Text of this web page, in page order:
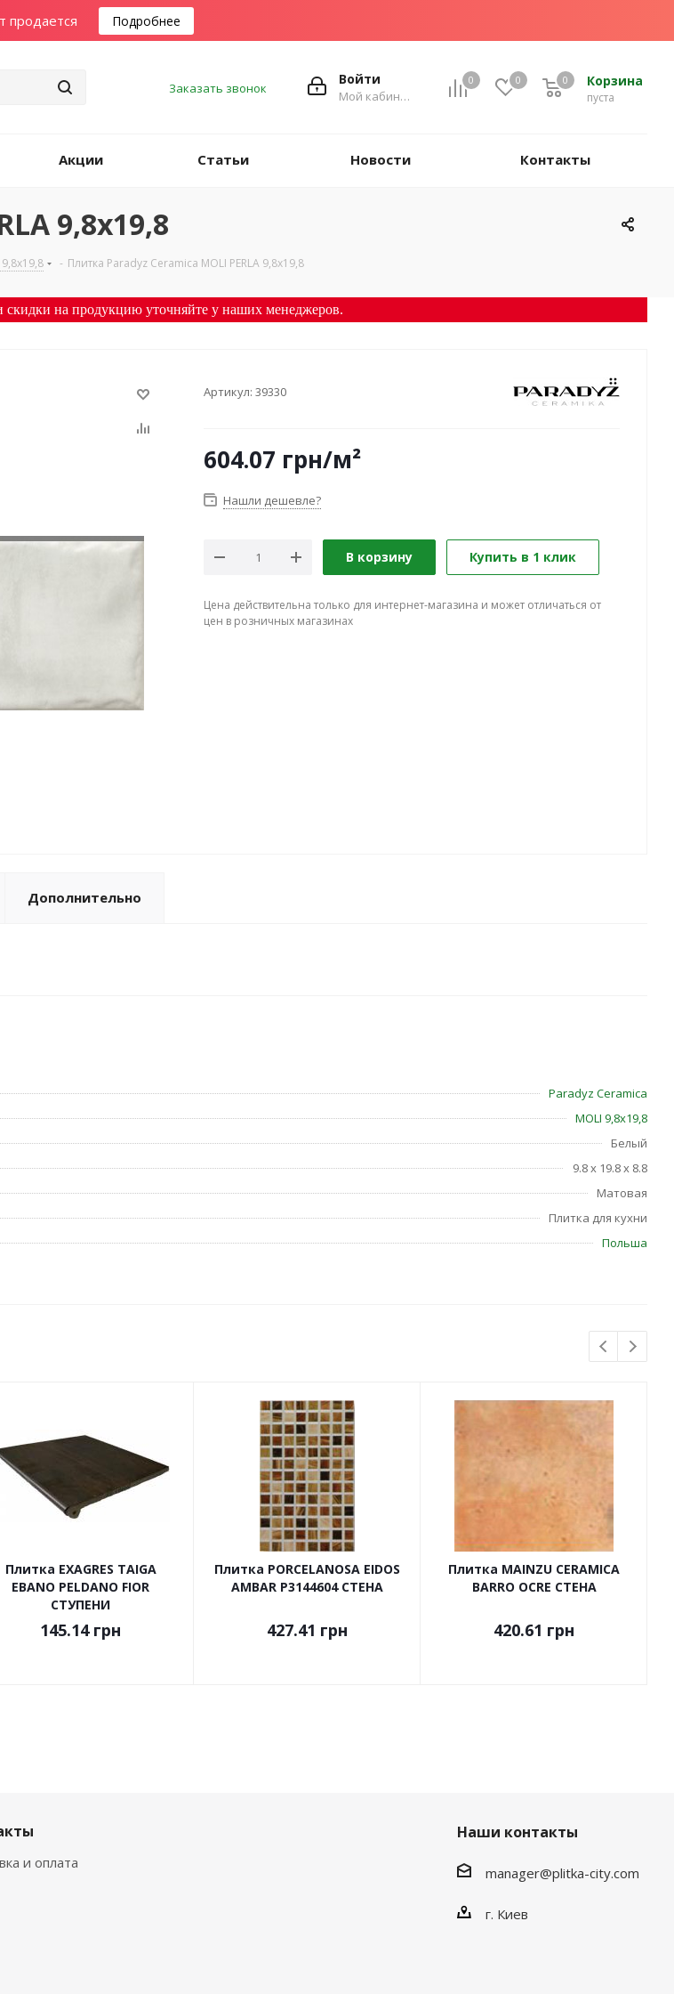
продается Подробнее
0 0 Корзина
пуста
0
Войти
Мой кабинет
Заказать звонок
Акции Статьи Новости Контакты
9,8х19,8
- Плитка Paradyz Ceramica MOLI PERLA 9,8х19,8
на продукцию уточняйте у наших менеджеров.
Артикул: 39330
604.07 грн/м²
Нашли дешевле?
В корзину Купить в 1 клик
Цена действительна только для интернет-магазина и может отличаться от
цен в розничных магазинах
Дополнительно
Paradyz Ceramica
MOLI 9,8х19,8
Белый
9.8 x 19.8 x 8.8
Матовая
Плитка для кухни
Польша
Плитка EXAGRES TAIGA
EBANO PELDANO FIOR
СТУПЕНИ
145.14грн
Плитка PORCELANOSA EIDOS
AMBAR P3144604 СТЕНА
427.41 грн
Плитка MAINZU CERAMICA
BARRO OCRE СТЕНА
420.61 грн
и оплата
Наши контакты
manager@plitka-city.com
г. Киев